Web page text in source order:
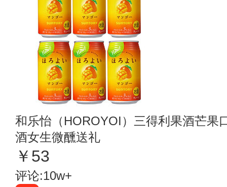
和乐怡（HOROYOI）三得利果酒芒果
酒女生微醺送礼
￥53
评论:10w+